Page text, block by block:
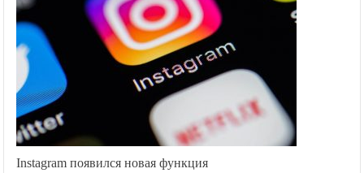
Instagram появился новая функция